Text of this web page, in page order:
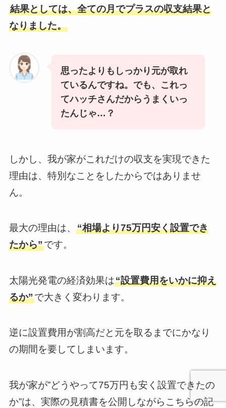
結果としては、全ての月でプラスの収支結果と
なりました。
思ったよりもしっかり元が取れ
ているんですね。でも、これっ
てハッチさんだからうまくいっ
たんじゃ…？
しかし、我が家がこれだけの収支を実現できた
理由は、特別なことをしたからではありませ
ん。
最大の理由は、 “相場より75万円安く設置でき
たから”です。
太陽光発電の経済効果は“設置費用をいかに抑え
るか”で大きく変わります。
逆に設置費用が割高だと元を取るまでにかなり
の期間を要してしまいます。
我が家が”どうやって75万円も安く設置できたの
か”は、実際の見積書を公開しながらこちらの記